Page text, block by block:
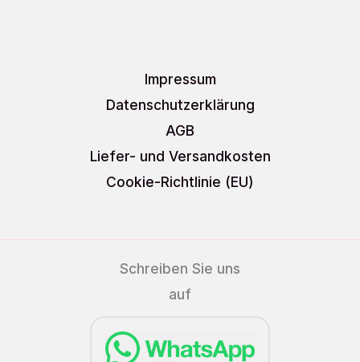
Impressum
Datenschutzerklärung
AGB
Liefer- und Versandkosten
Cookie-Richtlinie (EU)
Schreiben Sie uns
auf